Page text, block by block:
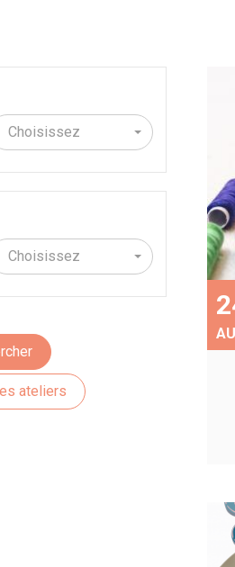
Choisissez
Choisissez
ateliers